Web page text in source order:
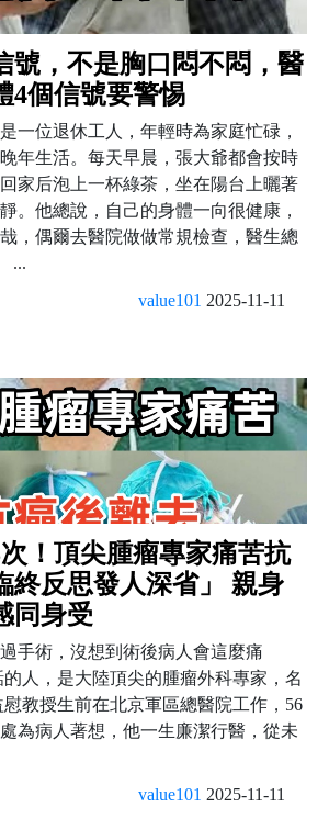
號，不是胸口悶不悶，醫
4個信號要警惕
一位退休工人，年輕時為家庭忙碌，
年生活。每天早晨，張大爺都會按時
家后泡上一杯綠茶，坐在陽台上曬著
。他總說，自己的身體一向很健康，
，偶爾去醫院做做常規檢查，醫生總
...
value101 2025-11-11
！頂尖腫瘤專家痛苦抗
終反思發人深省」 親身
同身受
手術，沒想到術後病人會這麼痛
人，是大陸頂尖的腫瘤外科專家，名
教授生前在北京軍區總醫院工作，56
為病人著想，他一生廉潔行醫，從未
value101 2025-11-11